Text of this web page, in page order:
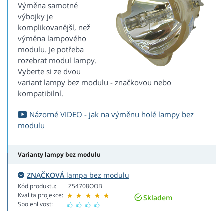
Výměna samotné
výbojky je
komplikovanější, než
výměna lampového
modulu. Je potřeba
rozebrat modul lampy.
Vyberte si ze dvou
variant lampy bez modulu - značkovou nebo
kompatibilní.
Názorné VIDEO - jak na výměnu holé lampy bez
modulu
Varianty lampy bez modulu
ZNAČKOVÁ lampa bez modulu
Kód produktu:
Kvalita projekce:
Spolehlivost:
Z54708OOB
Skladem